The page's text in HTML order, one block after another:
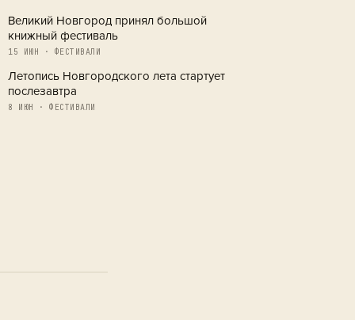
Великий Новгород принял большой
книжный фестиваль
15 ИЮН · ФЕСТИВАЛИ
Летопись Новгородского лета стартует
послезавтра
8 ИЮН · ФЕСТИВАЛИ